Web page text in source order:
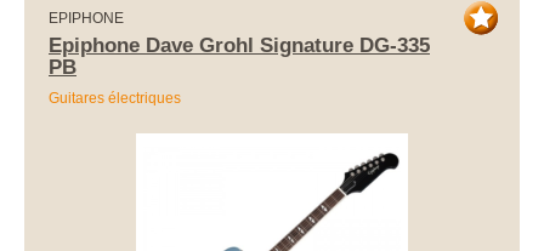
EPIPHONE
Epiphone Dave Grohl Signature DG-335
PB
Guitares électriques